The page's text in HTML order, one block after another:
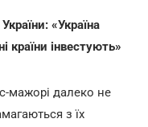
«Україна
країни інвестують»
мажорі далеко не
з їх